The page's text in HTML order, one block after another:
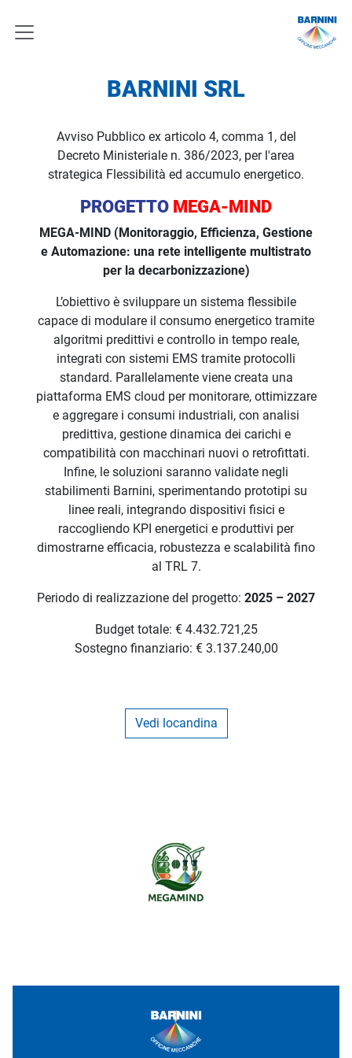
BARNINI SRL
Avviso Pubblico ex articolo 4, comma 1, del
Decreto Ministeriale n. 386/2023, per l'area
strategica Flessibilità ed accumulo energetico.
PROGETTO MEGA-MIND
MEGA-MIND (Monitoraggio, Efficienza, Gestione
e Automazione: una rete intelligente multistrato
per la decarbonizzazione)
L’obiettivo è sviluppare un sistema flessibile
capace di modulare il consumo energetico tramite
algoritmi predittivi e controllo in tempo reale,
integrati con sistemi EMS tramite protocolli
standard. Parallelamente viene creata una
piattaforma EMS cloud per monitorare, ottimizzare
e aggregare i consumi industriali, con analisi
predittiva, gestione dinamica dei carichi e
compatibilità con macchinari nuovi o retrofittati.
Infine, le soluzioni saranno validate negli
stabilimenti Barnini, sperimentando prototipi su
linee reali, integrando dispositivi fisici e
raccogliendo KPI energetici e produttivi per
dimostrarne efficacia, robustezza e scalabilità fino
al TRL 7.
Periodo di realizzazione del progetto: 2025 – 2027
Budget totale: € 4.432.721,25
Sostegno finanziario: € 3.137.240,00
Vedi locandina